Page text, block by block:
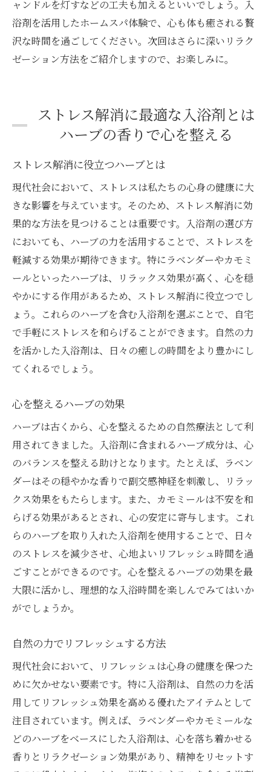
ャンドルを灯すなどの工夫も加えるといいでしょう。入
浴剤を活用したホームスパ体験で、心も体も癒される贅
沢な時間を過ごしてください。次回はさらに深いリラク
ゼーション方法をご紹介しますので、お楽しみに。
ストレス解消に最適な入浴剤とは
ハーブの香りで心を整える
ストレス解消に役立つハーブとは
現代社会において、ストレスは私たちの心身の健康に大
きな影響を与えています。そのため、ストレス解消に効
果的な方法を見つけることは重要です。入浴剤の選び方
においても、ハーブの力を活用することで、ストレスを
軽減する効果が期待できます。特にラベンダーやカモミ
ールといったハーブは、リラックス効果が高く、心を穏
やかにする作用があるため、ストレス解消に役立つでし
ょう。これらのハーブを含む入浴剤を選ぶことで、自宅
で手軽にストレスを和らげることができます。自然の力
を活かした入浴剤は、日々の癒しの時間をより豊かにし
てくれるでしょう。
心を整えるハーブの効果
ハーブは古くから、心を整えるための自然療法として利
用されてきました。入浴剤に含まれるハーブ成分は、心
のバランスを整える助けとなります。たとえば、ラベン
ダーはその穏やかな香りで副交感神経を刺激し、リラッ
クス効果をもたらします。また、カモミールは不安を和
らげる効果があるとされ、心の安定に寄与します。これ
らのハーブを取り入れた入浴剤を使用することで、日々
のストレスを減少させ、心地よいリフレッシュ時間を過
ごすことができるのです。心を整えるハーブの効果を最
大限に活かし、理想的な入浴時間を楽しんでみてはいか
がでしょうか。
自然の力でリフレッシュする方法
現代社会において、リフレッシュは心身の健康を保つた
めに欠かせない要素です。特に入浴剤は、自然の力を活
用してリフレッシュ効果を高める優れたアイテムとして
注目されています。例えば、ラベンダーやカモミールな
どのハーブをベースにした入浴剤は、心を落ち着かせる
香りとリラクゼーション効果があり、精神をリセットす